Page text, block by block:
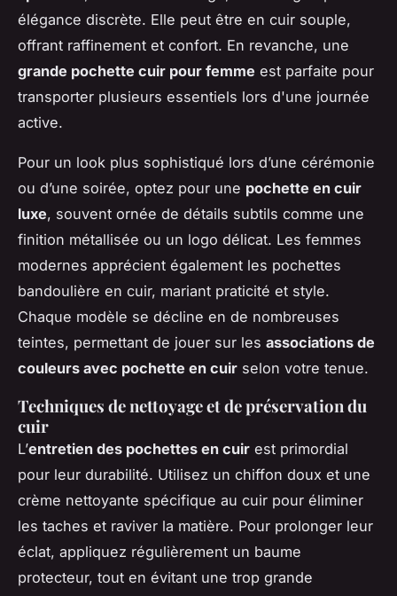
élégance discrète. Elle peut être en cuir souple,
offrant raffinement et confort. En revanche, une
grande pochette cuir pour femme est parfaite pour
transporter plusieurs essentiels lors d'une journée
active.
Pour un look plus sophistiqué lors d’une cérémonie
ou d’une soirée, optez pour une pochette en cuir
luxe, souvent ornée de détails subtils comme une
finition métallisée ou un logo délicat. Les femmes
modernes apprécient également les pochettes
bandoulière en cuir, mariant praticité et style.
Chaque modèle se décline en de nombreuses
teintes, permettant de jouer sur les associations de
couleurs avec pochette en cuir selon votre tenue.
Techniques de nettoyage et de préservation du
cuir
L’entretien des pochettes en cuir est primordial
pour leur durabilité. Utilisez un chiffon doux et une
crème nettoyante spécifique au cuir pour éliminer
les taches et raviver la matière. Pour prolonger leur
éclat, appliquez régulièrement un baume
protecteur, tout en évitant une trop grande